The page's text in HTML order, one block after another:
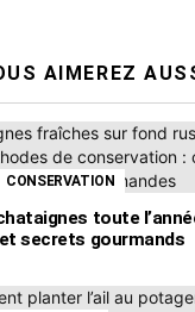
AIMEREZ
CONSERVATION
toute
secrets gourmands